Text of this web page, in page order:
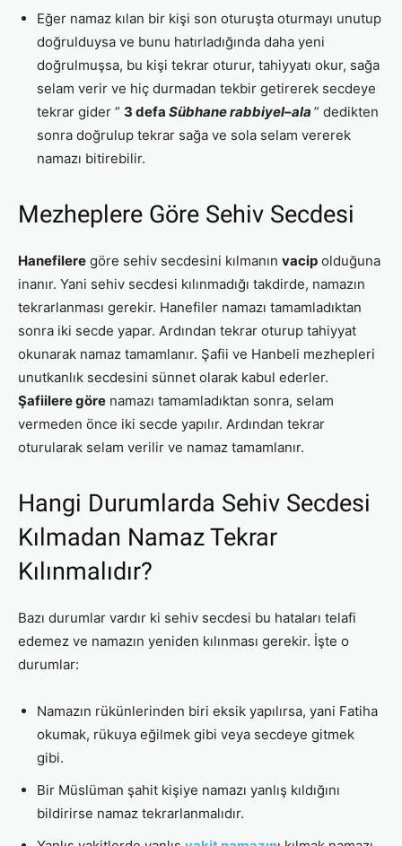
Eğer namaz kılan bir kişi son oturuşta oturmayı unutup
doğrulduysa ve bunu hatırladığında daha yeni
doğrulmuşsa, bu kişi tekrar oturur, tahiyyatı okur, sağa
selam verir ve hiç durmadan tekbir getirerek secdeye
tekrar gider ” 3 defa Sübhane rabbiyel–ala ” dedikten
sonra doğrulup tekrar sağa ve sola selam vererek
namazı bitirebilir.
Mezheplere Göre Sehiv Secdesi
Hanefilere göre sehiv secdesini kılmanın vacip olduğuna
inanır. Yani sehiv secdesi kılınmadığı takdirde, namazın
tekrarlanması gerekir. Hanefiler namazı tamamladıktan
sonra iki secde yapar. Ardından tekrar oturup tahiyyat
okunarak namaz tamamlanır. Şafii ve Hanbeli mezhepleri
unutkanlık secdesini sünnet olarak kabul ederler.
Şafiilere göre namazı tamamladıktan sonra, selam
vermeden önce iki secde yapılır. Ardından tekrar
oturularak selam verilir ve namaz tamamlanır.
Hangi Durumlarda Sehiv Secdesi
Kılmadan Namaz Tekrar
Kılınmalıdır?
Bazı durumlar vardır ki sehiv secdesi bu hataları telafi
edemez ve namazın yeniden kılınması gerekir. İşte o
durumlar:
Namazın rükünlerinden biri eksik yapılırsa, yani Fatiha
okumak, rükuya eğilmek gibi veya secdeye gitmek
gibi.
Bir Müslüman şahit kişiye namazı yanlış kıldığını
bildirirse namaz tekrarlanmalıdır.